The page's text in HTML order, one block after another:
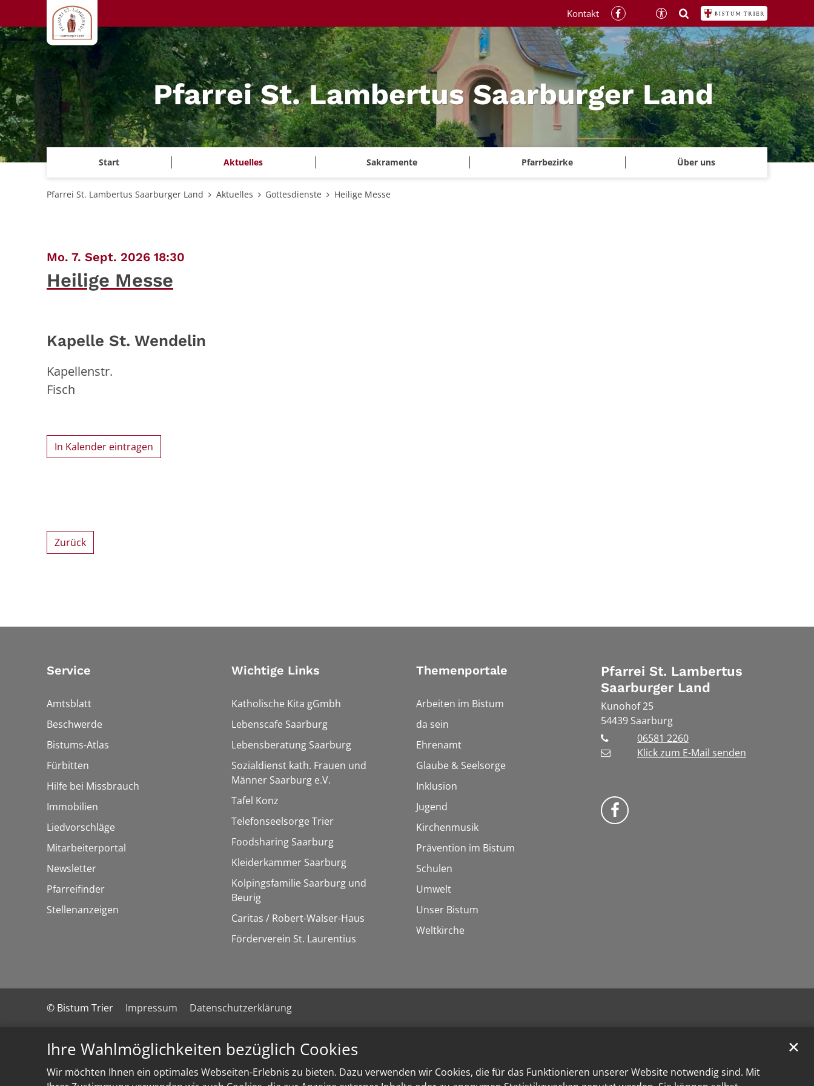
Ihre Wahlmöglichkeiten bezüglich Cookies
Wir möchten Ihnen ein optimales Webseiten-Erlebnis zu bieten. Dazu verwenden wir Cookies, die für das Funktionieren unserer Website notwendig sind. Mit
✕
Zum Inhalt springen
Pfarrei St. Lambertus Saarburger Land
Start Aktuelles Sakramente Pfarrbezirke Über uns
Kontakt
Pfarrei St. Lambertus Saarburger Land Aktuelles Gottesdienste Heilige Messe
Mo. 7. Sept. 2026 18:30
Heilige Messe
Kapelle St. Wendelin
Kapellenstr.
Fisch
In Kalender eintragen
Zurück
Service
Amtsblatt
Beschwerde
Bistums-Atlas
Fürbitten
Hilfe bei Missbrauch
Immobilien
Liedvorschläge
Mitarbeiterportal
Newsletter
Pfarreifinder
Stellenanzeigen
Wichtige Links
Katholische Kita gGmbh
Lebenscafe Saarburg
Lebensberatung Saarburg
Sozialdienst kath. Frauen und
Männer Saarburg e.V.
Tafel Konz
Telefonseelsorge Trier
Foodsharing Saarburg
Kleiderkammer Saarburg
Kolpingsfamilie Saarburg und
Beurig
Caritas / Robert-Walser-Haus
Förderverein St. Laurentius
Themenportale
Arbeiten im Bistum
da sein
Ehrenamt
Glaube & Seelsorge
Inklusion
Jugend
Kirchenmusik
Prävention im Bistum
Schulen
Umwelt
Unser Bistum
Weltkirche
Pfarrei St. Lambertus
Saarburger Land
Kunohof 25
54439 Saarburg
06581 2260
Klick zum E-Mail senden
Bistum Trier auf Facebook
© Bistum Trier Impressum Datenschutzerklärung